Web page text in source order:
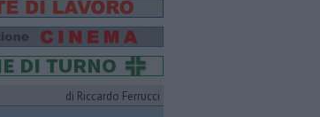
di Riccardo Ferrucci